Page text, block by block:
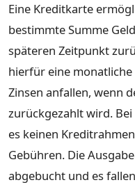
Eine Kreditkarte
bestimmte Summe
späteren Zeitpunkt
hierfür eine
Zinsen anfallen, wenn
zurückgezahlt wird.
es keinen
Gebühren. Die
abgebucht und es